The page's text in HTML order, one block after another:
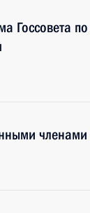
Госсовета
членами